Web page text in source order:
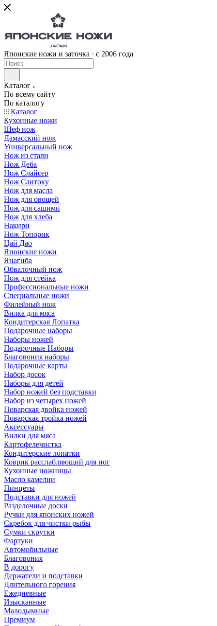
Японские ножи и заточка · с 2006 года
Каталог
По всему сайту
По каталогу
Каталог
Кухонные ножи
Шеф нож
Дамасский нож
Универсальный нож
Нож из стали
Нож Деба
Нож Слайсер
Нож Сантоку
Нож для масла
Нож для овощей
Нож для сашими
Нож для хлеба
Накири
Нож Топорик
Цай Дао
Японские ножи
Янагиба
Обвалочный нож
Нож для стейка
Профессиональные ножи
Специальные ножи
Филейный нож
Вилка для мяса
Кондитерская Лопатка
Подарочные наборы
Наборы ножей
Подарочные Наборы
Благовония наборы
Подарочные карты
Набор досок
Наборы для детей
Набор ножей без подставки
Набор из четырех ножей
Поварская двойка ножей
Поварская тройка ножей
Аксессуары
Вилки для мяса
Картофелечистка
Кондитерские лопатки
Коврик расслабляющий для ног
Кухонные ножницы
Масло камелии
Пинцеты
Подставки для ножей
Разделочные доски
Ручки для японских ножей
Скребок для чистки рыбы
Сумки скрутки
Фартуки
Автомобильные
Благовония
В дорогу
Держатели и подставки
Длительного горения
Ежедневные
Изысканные
Малодымные
Премиум